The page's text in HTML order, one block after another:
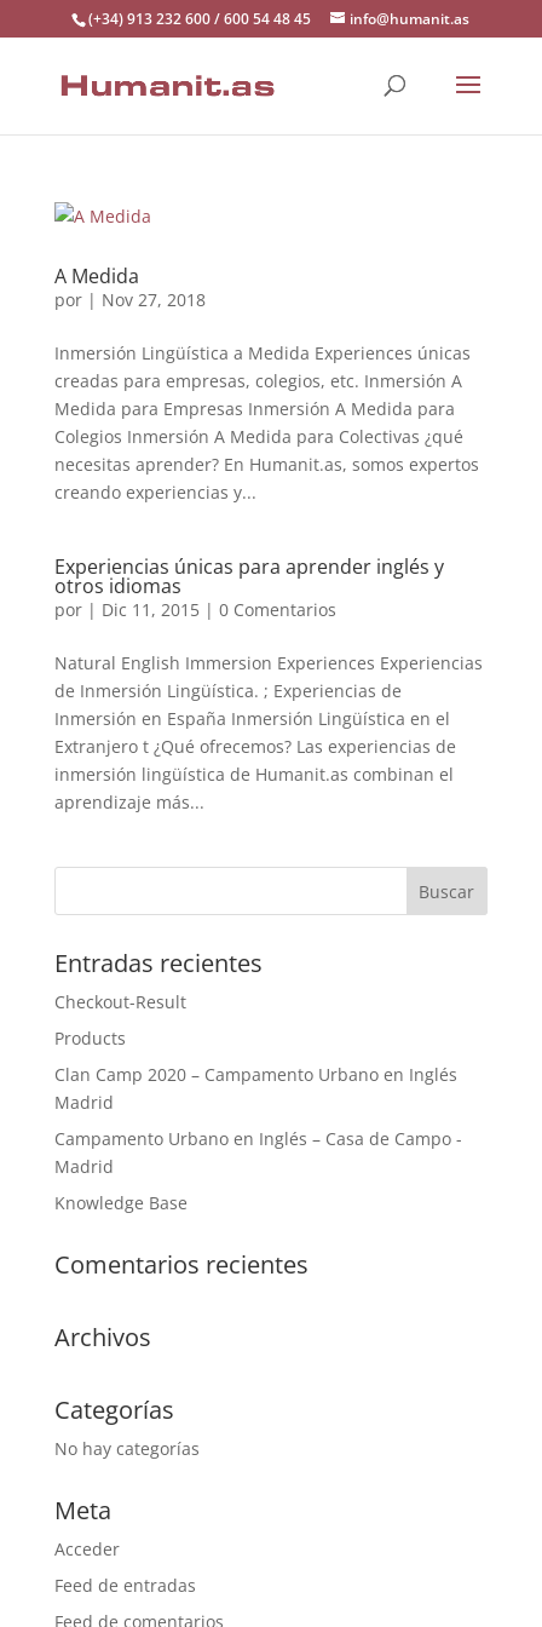
(+34) 913 232 600 / 600 54 48 45 info@humanit.as
A Medida
por | Nov 27, 2018
Inmersión Lingüística a Medida Experiences únicas
creadas para empresas, colegios, etc. Inmersión A
Medida para Empresas Inmersión A Medida para
Colegios Inmersión A Medida para Colectivas ¿qué
necesitas aprender? En Humanit.as, somos expertos
creando experiencias y...
Experiencias únicas para aprender inglés y
otros idiomas
por | Dic 11, 2015| 0 Comentarios
Natural English Immersion Experiences Experiencias
de Inmersión Lingüística. ; Experiencias de
Inmersión en España Inmersión Lingüística en el
Extranjero t ¿Qué ofrecemos? Las experiencias de
inmersión lingüística de Humanit.as combinan el
aprendizaje más...
Entradas recientes
Checkout-Result
Products
Clan Camp 2020 – Campamento Urbano en Inglés
Madrid
Campamento Urbano en Inglés – Casa de Campo -
Madrid
Knowledge Base
Comentarios recientes
Archivos
Categorías
No hay categorías
Meta
Acceder
Feed de entradas
Feed de comentarios